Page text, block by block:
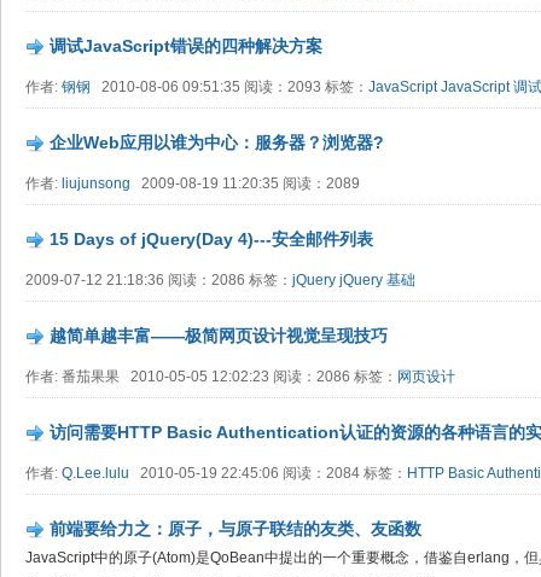
调试JavaScript错误的四种解决方案
作者: 钢钢 2010-08-06 09:51:35 阅读：2093 标签： JavaScriptJavaScript 调试
企业Web应用以谁为中心：服务器？浏览器?
作者: liujunsong 2009-08-19 11:20:35 阅读：2089
15 Days of jQuery(Day 4)---安全邮件列表
2009-07-12 21:18:36 阅读：2086 标签： jQuery jQuery 基础
越简单越丰富——极简网页设计视觉呈现技巧
作者: 番茄果果 2010-05-05 12:02:23 阅读：2086 标签： 网页设计
访问需要HTTP Basic Authentication认证的资源的各种语言的
作者: Q.Lee.lulu 2010-05-19 22:45:06 阅读：2084 标签： HTTP Basic
前端要给力之：原子，与原子联结的友类、友函数
JavaScript中的原子(Atom)是QoBean中提出的一个重要概念，借鉴自erlang，